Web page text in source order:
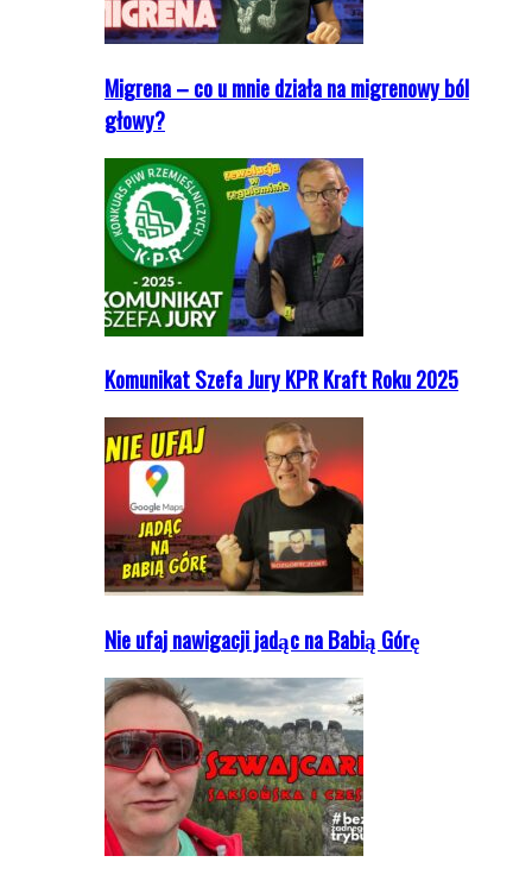
Migrena – co u mnie działa na migrenowy ból
głowy?
Komunikat Szefa Jury KPR Kraft Roku 2025
Nie ufaj nawigacji jadąc na Babią Górę